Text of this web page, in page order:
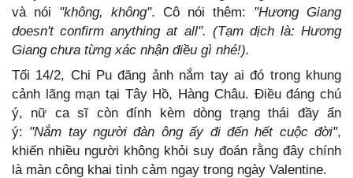
và nói "không, không". Cô nói thêm: "Hương Giang
doesn't confirm anything at all". (Tạm dịch là: Hương
Giang chưa từng xác nhận điều gì nhé!).
Tối 14/2, Chi Pu đăng ảnh nắm tay ai đó trong khung
cảnh lãng mạn tại Tây Hồ, Hàng Châu. Điều đáng chú
ý, nữ ca sĩ còn đính kèm dòng trạng thái đầy ẩn
ý: "Nắm tay người đàn ông ấy đi đến hết cuộc đời",
khiến nhiều người không khỏi suy đoán rằng đây chính
là màn công khai tình cảm ngay trong ngày Valentine.